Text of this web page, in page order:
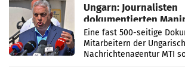
Ungarn: Journalisten
dokumentierten
Zensur
Eine fast 500-seitige
Mitarbeitern der
Nachrichtenagentur MTI
systematische